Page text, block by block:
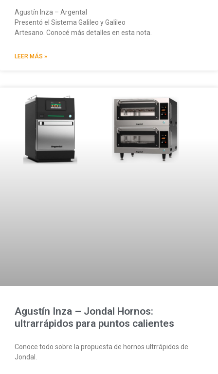
Agustín Inza – Argental
Presentó el Sistema Galileo y Galileo
Artesano. Conocé más detalles en esta nota.
LEER MÁS »
Agustín Inza – Jondal Hornos:
ultrarrápidos para puntos calientes
Conoce todo sobre la propuesta de hornos ultrrápidos de
Jondal.